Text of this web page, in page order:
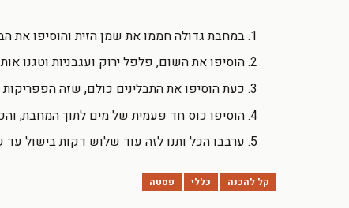
במחבת גדולה חממו את שמן הזית והוסיפו
הוסיפו את השום, פלפל ירוק ועגבניות וטגנו
כעת הוסיפו את התבלינים כולם, שזה
הוסיפו כוס חד פעמית של מים לתוך המחבת,
ערבבו הכל ותנו לזה עוד שלוש דקות בישול
קל להכנה כללי פסטה